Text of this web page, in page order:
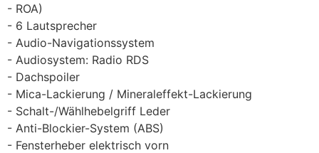
ROA)
6 Lautsprecher
Audio-Navigationssystem
Audiosystem: Radio RDS
Dachspoiler
Mica-Lackierung / Mineraleffekt-Lackierung
Schalt-/Wählhebelgriff Leder
Anti-Blockier-System (ABS)
Fensterheber elektrisch vorn